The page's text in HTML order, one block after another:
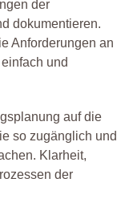
der
dokumentieren.
Anforderungen an
und
auf die
so zugänglich und
Klarheit,
der